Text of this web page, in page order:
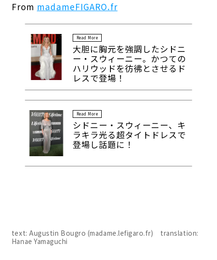
From madameFIGARO.fr
Read More
大胆に胸元を強調したシドニ
ー・スウィーニー。かつての
ハリウッドを彷彿とさせるド
レスで登場！
Read More
シドニー・スウィーニー、キ
ラキラ光る超タイトドレスで
登場し話題に！
text: Augustin Bougro (madame.lefigaro.fr) translation:
Hanae Yamaguchi